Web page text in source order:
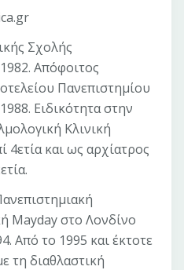
Σχολής
Απόφοιτος
Πανεπιστημίου
Ειδικότητα στην
Κλινική
4ετία και ως αρχίατρος
Mayday στο Λονδίνο
Από το 1995 και έκτοτε
τη διαθλαστική